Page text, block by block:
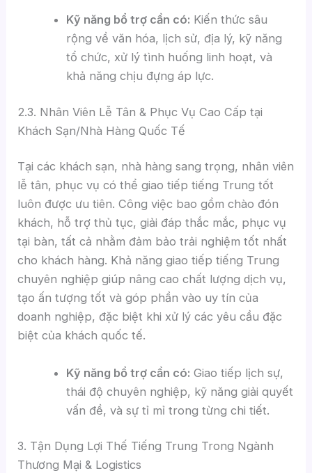
Kỹ năng bổ trợ cần có: Kiến thức sâu
rộng về văn hóa, lịch sử, địa lý, kỹ năng
tổ chức, xử lý tình huống linh hoạt, và
khả năng chịu đựng áp lực.
2.3. Nhân Viên Lễ Tân & Phục Vụ Cao Cấp tại
Khách Sạn/Nhà Hàng Quốc Tế
Tại các khách sạn, nhà hàng sang trọng, nhân viên
lễ tân, phục vụ có thể giao tiếp tiếng Trung tốt
luôn được ưu tiên. Công việc bao gồm chào đón
khách, hỗ trợ thủ tục, giải đáp thắc mắc, phục vụ
tại bàn, tất cả nhằm đảm bảo trải nghiệm tốt nhất
cho khách hàng. Khả năng giao tiếp tiếng Trung
chuyên nghiệp giúp nâng cao chất lượng dịch vụ,
tạo ấn tượng tốt và góp phần vào uy tín của
doanh nghiệp, đặc biệt khi xử lý các yêu cầu đặc
biệt của khách quốc tế.
Kỹ năng bổ trợ cần có: Giao tiếp lịch sự,
thái độ chuyên nghiệp, kỹ năng giải quyết
vấn đề, và sự tỉ mỉ trong từng chi tiết.
3. Tận Dụng Lợi Thế Tiếng Trung Trong Ngành
Thương Mại & Logistics